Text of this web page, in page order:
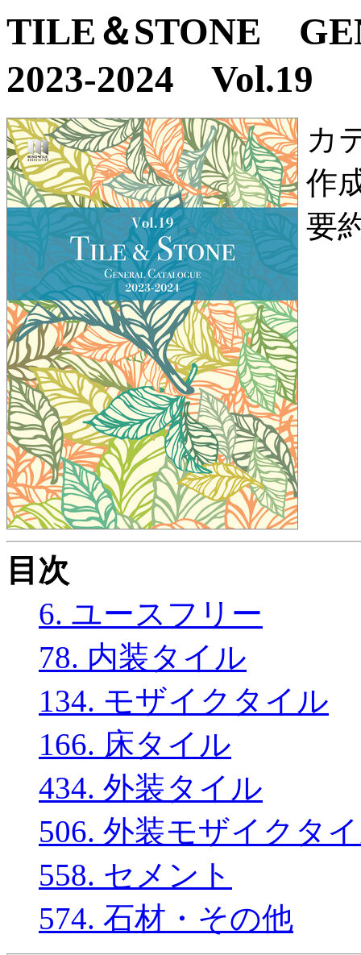
TILE＆STONE
2023-2024 Vol.19
カ
作
要
目次
6. ユースフリー
78. 内装タイル
134. モザイクタイル
166. 床タイル
434. 外装タイル
506. 外装モザイクタ
558. セメント
574. 石材・その他